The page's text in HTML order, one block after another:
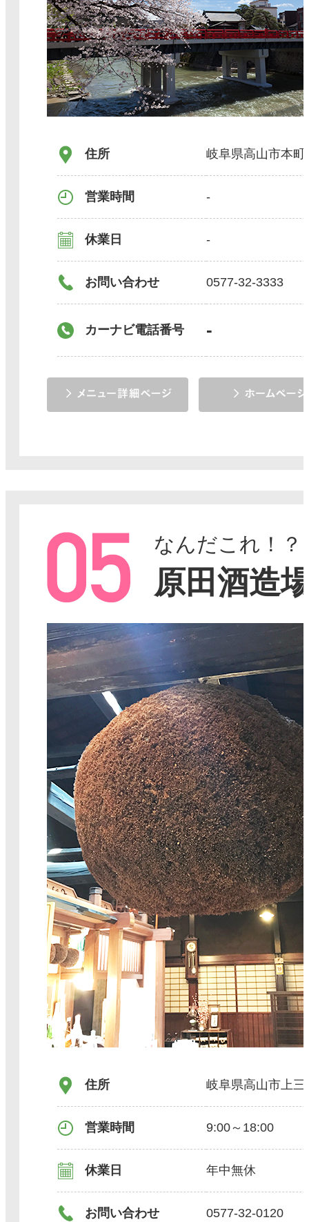
住所 岐阜県高山市本町
営業時間 -
休業日 -
お問い合わせ 0577-32-3333
カーナビ電話番号 -
なんだこれ！
原田酒造
住所 岐阜県高山市上三
営業時間 9:00～18:00
休業日 年中無休
お問い合わせ 0577-32-0120